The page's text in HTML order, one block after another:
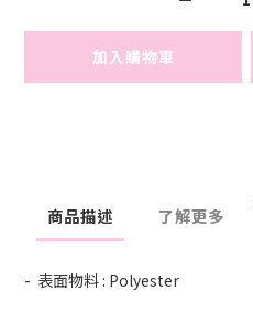
加入購物車
商品描述 了解更多
- 表面物料 : Polyester